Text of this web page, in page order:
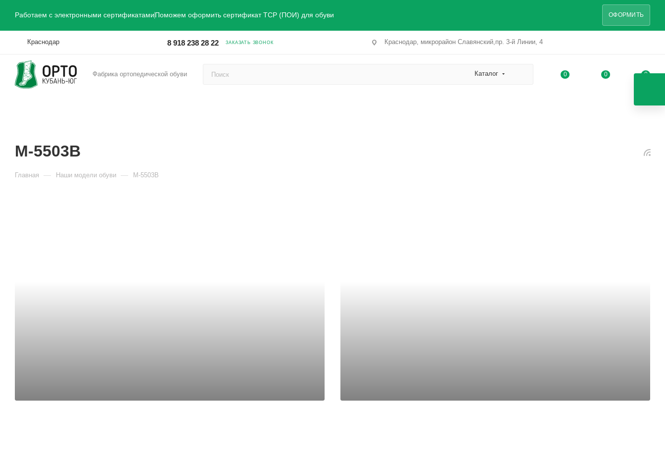
Работаем с электронными сертификатамиПоможем оформить сертификат ТСР (ПОИ) для обуви ОФОРМИТЬ
Краснодар 8 918 238 28 22 ЗАКАЗАТЬ ЗВОНОК Краснодар, микрорайон Славянский,пр. 3-й Линии, 4
Фабрика ортопедической обуви Каталог 0 0 0
М-5503В
Главная — Наши модели обуви — М-5503В